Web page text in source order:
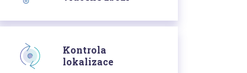
Kontrola
lokalizace